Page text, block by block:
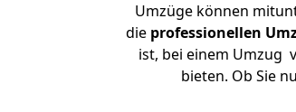
Umzüge können
die professionellen
ist, bei einem Umzug
bieten. Ob Sie